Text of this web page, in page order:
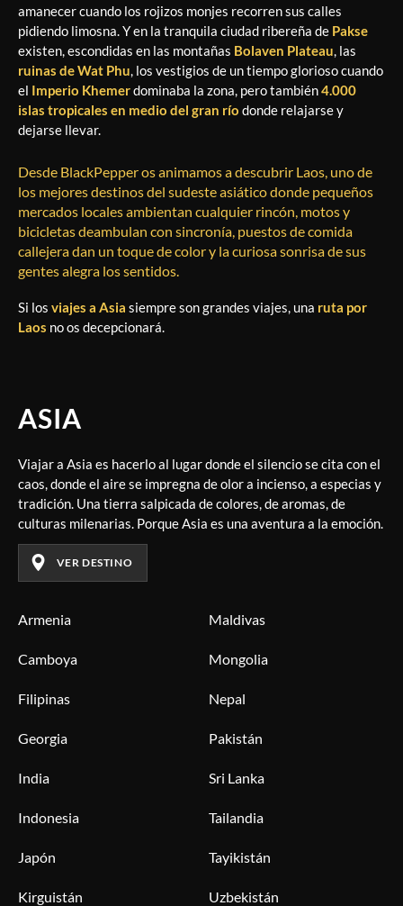
amanecer cuando los rojizos monjes recorren sus calles
pidiendo limosna. Y en la tranquila ciudad ribereña de Pakse
existen, escondidas en las montañas Bolaven Plateau , las
ruinas de Wat Phu , los vestigios de un tiempo glorioso cuando
el Imperio Khemerdominaba la zona, pero también4.000
islas tropicales en medio del gran río donde relajarse y
dejarse llevar.
Desde BlackPepper os animamos a descubrir Laos, uno de
los mejores destinos del sudeste asiático donde pequeños
mercados locales ambientan cualquier rincón, motos y
bicicletas deambulan con sincronía, puestos de comida
callejera dan un toque de color y la curiosa sonrisa de sus
gentes alegra los sentidos.
Si los viajes a Asia siempre son grandes viajes, una ruta por
Laos no os decepcionará.
ASIA
Viajar a Asia es hacerlo al lugar donde el silencio se cita con el
caos, donde el aire se impregna de olor a incienso, a especias y
tradición. Una tierra salpicada de colores, de aromas, de
culturas milenarias. Porque Asia es una aventura a la emoción.
VER DESTINO
Armenia
Camboya
Filipinas
Georgia
India
Indonesia
Japón
Kirguistán
Maldivas
Mongolia
Nepal
Pakistán
Sri Lanka
Tailandia
Tayikistán
Uzbekistán